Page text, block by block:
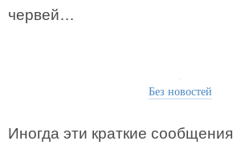
червей…
Без новостей
Иногда эти краткие сообщения